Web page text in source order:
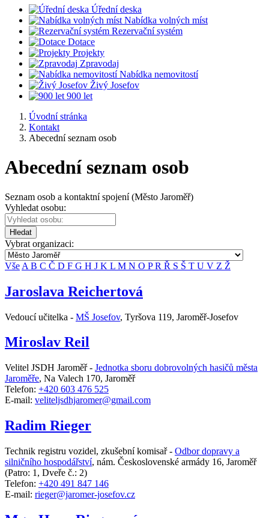
Úřední deska
Nabídka volných míst
Rezervační systém
Dotace
Projekty
Zpravodaj
Nabídka nemovitostí
Živý Josefov
900 let
Úvodní stránka
Kontakt
Abecední seznam osob
Abecední seznam osob
Seznam osob a kontaktní spojení (Město Jaroměř)
Vyhledat osobu:
Hledat
Vybrat organizaci:
Vše A B C Č D F G H J K L M N O PR Ř S Š T U V Z Ž
Jaroslava Reichertová
Vedoucí učitelka - MŠ Josefov, Tyršova 119, Jaroměř-Josefov
Miroslav Reil
Velitel JSDH Jaroměř - Jednotka sboru dobrovolných hasičů města
Jaroměře, Na Valech 170, Jaroměř
Telefon: +420 603 476 525
E-mail: veliteljsdhjaromer@gmail.com
Radim Rieger
Technik registru vozidel, zkušební komisař - Odbor dopravy a
silničního hospodářství, nám. Československé armády 16, Jaroměř
(Patro: 1, Dveře č.: 2)
Telefon: +420 491 847 146
E-mail: rieger@jaromer-josefov.cz